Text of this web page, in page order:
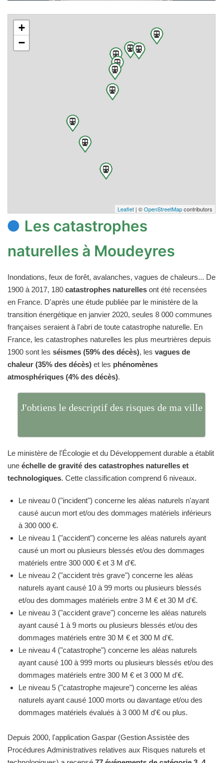
+
−
Leaflet | ©OpenStreetMapcontributors
Les catastrophes
naturelles à Moudeyres
Inondations, feux de forêt, avalanches, vagues de chaleurs... De
1900 à 2017, 180 catastrophes naturelles ont été recensées
en France. D'après une étude publiée par le ministère de la
transition énergétique en janvier 2020, seules 8 000 communes
françaises seraient à l'abri de toute catastrophe naturelle. En
France, les catastrophes naturelles les plus meurtrières depuis
1900 sont les séismes (59% des décès), les vagues de
chaleur (35% des décès) et les phénomènes
atmosphériques (4% des décès).
J'obtiens le descriptif des risques de ma ville
Le ministère de l'Écologie et du Développement durable a établit
une échelle de gravité des catastrophes naturelles et
technologiques. Cette classification comprend 6 niveaux.
Le niveau 0 ("incident") concerne les aléas naturels n'ayant
causé aucun mort et/ou des dommages matériels inférieurs
à 300 000 €.
Le niveau 1 ("accident") concerne les aléas naturels ayant
causé un mort ou plusieurs blessés et/ou des dommages
matériels entre 300 000 € et 3 M d'€.
Le niveau 2 ("accident très grave") concerne les aléas
naturels ayant causé 10 à 99 morts ou plusieurs blessés
et/ou des dommages matériels entre 3 M € et 30 M d'€.
Le niveau 3 ("accident grave") concerne les aléas naturels
ayant causé 1 à 9 morts ou plusieurs blessés et/ou des
dommages matériels entre 30 M € et 300 M d'€.
Le niveau 4 ("catastrophe") concerne les aléas naturels
ayant causé 100 à 999 morts ou plusieurs blessés et/ou des
dommages matériels entre 300 M € et 3 000 M d'€.
Le niveau 5 ("catastrophe majeure") concerne les aléas
naturels ayant causé 1000 morts ou davantage et/ou des
dommages matériels évalués à 3 000 M d'€ ou plus.
Depuis 2000, l'application Gaspar (Gestion Assistée des
Procédures Administratives relatives aux Risques naturels et